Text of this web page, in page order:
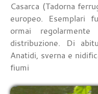
Casarca (Tadorna
europeo. Esemplari
ormai
distribuzione. Di
Anatidi, sverna e
fiumi